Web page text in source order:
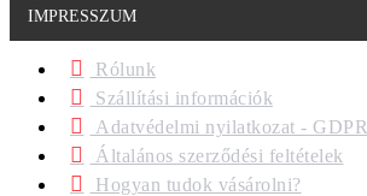
IMPRESSZUM
Rólunk
Szállítási információk
Adatvédelmi nyilatkozat - GDPR
Általános szerződési feltételek
Hogyan tudok vásárolni?